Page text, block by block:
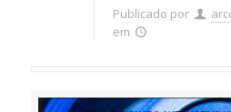
Publicado por
em